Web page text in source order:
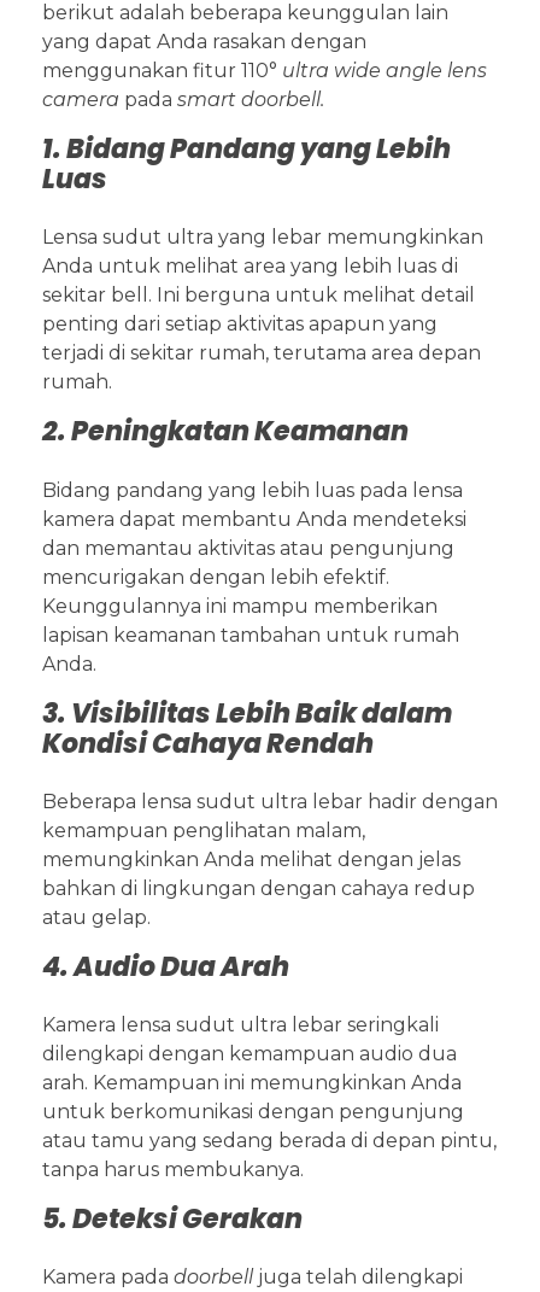
berikut adalah beberapa keunggulan lain
yang dapat Anda rasakan dengan
menggunakan fitur 110° ultra wide angle lens
camera pada smart doorbell.
1. Bidang Pandang yang Lebih
Luas
Lensa sudut ultra yang lebar memungkinkan
Anda untuk melihat area yang lebih luas di
sekitar bell. Ini berguna untuk melihat detail
penting dari setiap aktivitas apapun yang
terjadi di sekitar rumah, terutama area depan
rumah.
2. Peningkatan Keamanan
Bidang pandang yang lebih luas pada lensa
kamera dapat membantu Anda mendeteksi
dan memantau aktivitas atau pengunjung
mencurigakan dengan lebih efektif.
Keunggulannya ini mampu memberikan
lapisan keamanan tambahan untuk rumah
Anda.
3. Visibilitas Lebih Baik dalam
Kondisi Cahaya Rendah
Beberapa lensa sudut ultra lebar hadir dengan
kemampuan penglihatan malam,
memungkinkan Anda melihat dengan jelas
bahkan di lingkungan dengan cahaya redup
atau gelap.
4. Audio Dua Arah
Kamera lensa sudut ultra lebar seringkali
dilengkapi dengan kemampuan audio dua
arah. Kemampuan ini memungkinkan Anda
untuk berkomunikasi dengan pengunjung
atau tamu yang sedang berada di depan pintu,
tanpa harus membukanya.
5. Deteksi Gerakan
Kamera pada doorbell juga telah dilengkapi